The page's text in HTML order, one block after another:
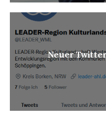
Neuer